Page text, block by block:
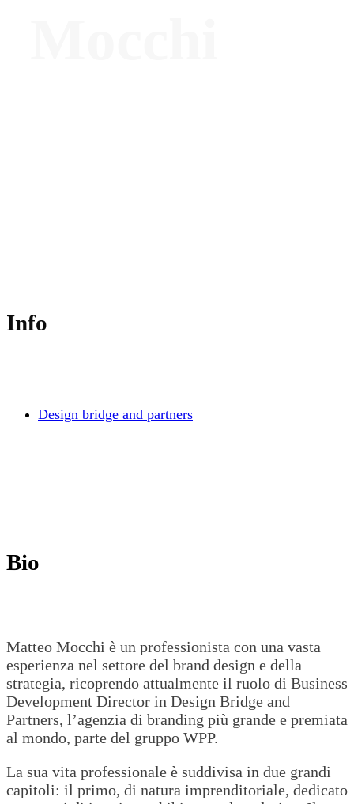
Info
Design bridge and partners
Bio
Matteo Mocchi è un professionista con una vasta
esperienza nel settore del brand design e della
strategia, ricoprendo attualmente il ruolo di Business
Development Director in Design Bridge and
Partners, l’agenzia di branding più grande e premiata
al mondo, parte del gruppo WPP.
La sua vita professionale è suddivisa in due grandi
capitoli: il primo, di natura imprenditoriale, dedicato